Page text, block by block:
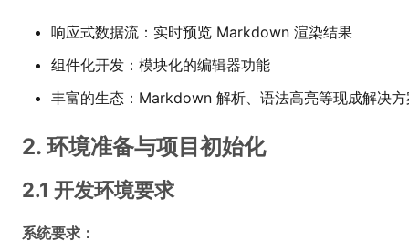
响应式数据流：实时预览 Markdown 渲染结果
组件化开发：模块化的编辑器功能
丰富的生态：Markdown 解析、语法高亮等现成解决
2. 环境准备与项目初始化
2.1 开发环境要求
系统要求：